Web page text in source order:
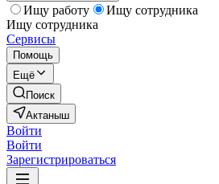
Ищу работу
Ищу сотрудника
Ищу сотрудника
Сервисы
Помощь
Ещё
Поиск
Актаныш
Войти
Войти
Зарегистрироваться